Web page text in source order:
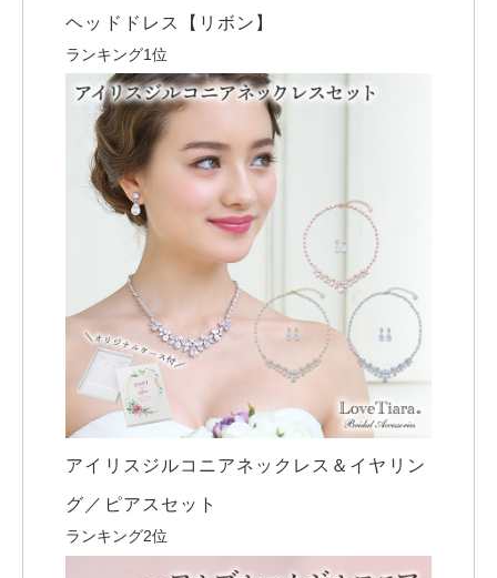
ヘッドドレス【リボン】
ランキング1位
アイリスジルコニアネックレス＆イヤリン
グ／ピアスセット
ランキング2位